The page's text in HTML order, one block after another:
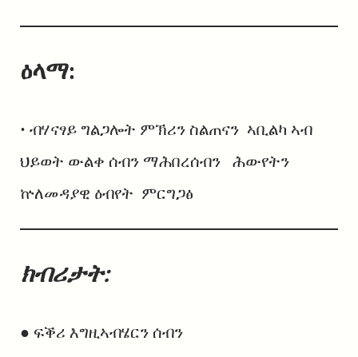
ዕላማ:
• ብሃናፃይ ግልጋሎት ምኽሪን ስልጠናን ኣቢልካ ኣብ
ህይወት ውልቀ ሰብን ማሕበረሰብን ሕውየትን
ኵለመዳያዊ ዕብየት ምርግጋፅ
ክብሪታት:
● ፍቕሪ እግዚኣብሄርን ሰብን